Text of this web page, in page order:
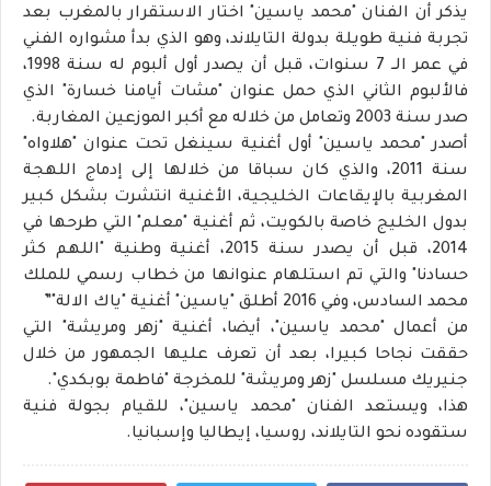
يذكر أن الفنان "محمد ياسين" اختار الاستقرار بالمغرب بعد
تجربة فنية طويلة بدولة التايلاند، وهو الذي بدأ مشواره الفني
في عمر الــ 7 سنوات، قبل أن يصدر أول ألبوم له سنة 1998،
فالألبوم الثاني الذي حمل عنوان "مشات أيامنا خسارة" الذي
صدر سنة 2003 وتعامل من خلاله مع أكبر الموزعين المغاربة
.
أصدر "محمد ياسين" أول أغنية سينغل تحت عنوان "هلاواه"
سنة 2011، والذي كان سباقا من خلالها إلى إدماج اللهجة
المغربية بالإيقاعات الخليجية، الأغنية انتشرت بشكل كبير
بدول الخليج خاصة بالكويت، ثم أغنية "معلم" التي طرحها في
2014، قبل أن يصدر سنة 2015، أغنية وطنية "اللهم كثر
حسادنا" والتي تم استلهام عنوانها من خطاب رسمي للملك
محمد السادس، وفي 2016 أطلق "ياسين" أغنية "ياك الالة"
”
من أعمال "محمد ياسين"، أيضا، أغنية "زهر ومريشة" التي
حققت نجاحا كبيرا، بعد أن تعرف عليها الجمهور من خلال
جنيريك مسلسل "زهر ومريشة" للمخرجة "فاطمة بوبكدي".
هذا، ويستعد الفنان "محمد ياسين"، للقيام بجولة فنية
ستقوده نحو التايلاند، روسيا، إيطاليا وإسبانيا.